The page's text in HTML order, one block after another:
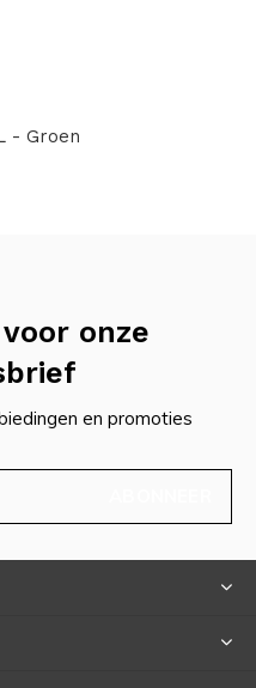
kwaliteit. De
hangmat is daar een
- Groen
onze
en promoties